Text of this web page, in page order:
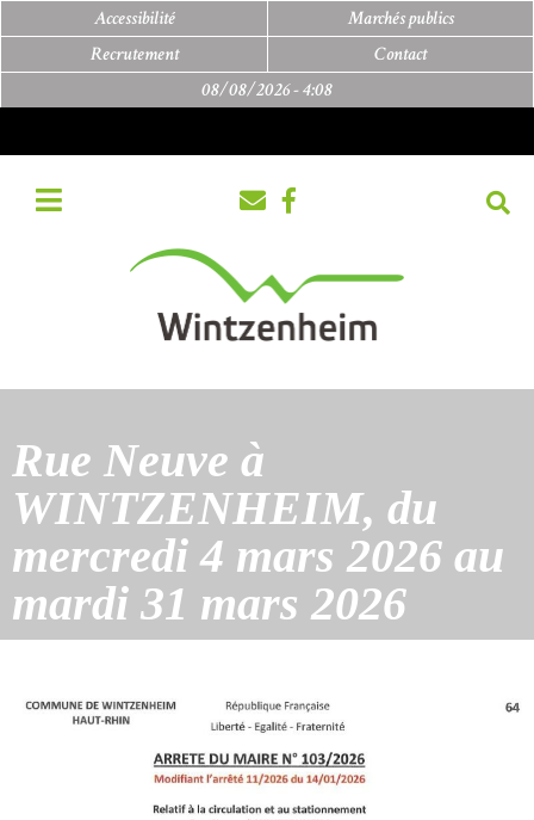
Accessibilité
Marchés publics
Recrutement
Contact
08/08/2026 -4:08
Rue Neuve à
WINTZENHEIM, du
mercredi 4 mars 2026 au
mardi 31 mars 2026